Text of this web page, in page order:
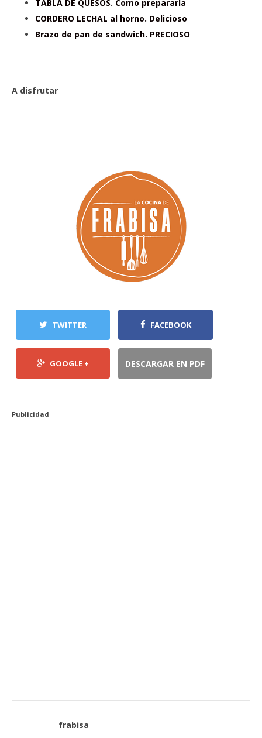
TABLA DE QUESOS. Como prepararla
CORDERO LECHAL al horno. Delicioso
Brazo de pan de sandwich. PRECIOSO
A disfrutar
TWITTER FACEBOOK
GOOGLE + DESCARGAR EN PDF
Publicidad
frabisa